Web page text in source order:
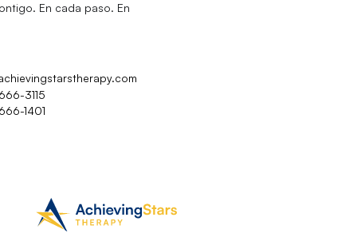
En cada paso. En
3115
1401